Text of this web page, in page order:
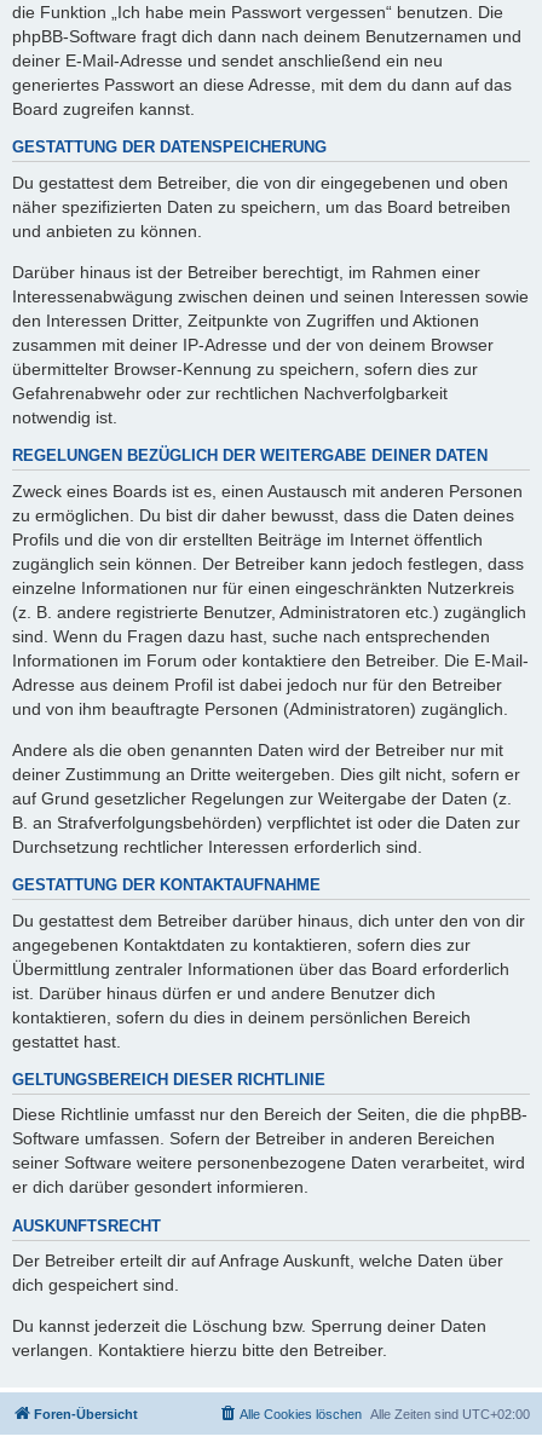
die Funktion „Ich habe mein Passwort vergessen“ benutzen. Die
phpBB-Software fragt dich dann nach deinem Benutzernamen und
deiner E-Mail-Adresse und sendet anschließend ein neu
generiertes Passwort an diese Adresse, mit dem du dann auf das
Board zugreifen kannst.
GESTATTUNG DER DATENSPEICHERUNG
Du gestattest dem Betreiber, die von dir eingegebenen und oben
näher spezifizierten Daten zu speichern, um das Board betreiben
und anbieten zu können.
Darüber hinaus ist der Betreiber berechtigt, im Rahmen einer
Interessenabwägung zwischen deinen und seinen Interessen sowie
den Interessen Dritter, Zeitpunkte von Zugriffen und Aktionen
zusammen mit deiner IP-Adresse und der von deinem Browser
übermittelter Browser-Kennung zu speichern, sofern dies zur
Gefahrenabwehr oder zur rechtlichen Nachverfolgbarkeit
notwendig ist.
REGELUNGEN BEZÜGLICH DER WEITERGABE DEINER DATEN
Zweck eines Boards ist es, einen Austausch mit anderen Personen
zu ermöglichen. Du bist dir daher bewusst, dass die Daten deines
Profils und die von dir erstellten Beiträge im Internet öffentlich
zugänglich sein können. Der Betreiber kann jedoch festlegen, dass
einzelne Informationen nur für einen eingeschränkten Nutzerkreis
(z. B. andere registrierte Benutzer, Administratoren etc.) zugänglich
sind. Wenn du Fragen dazu hast, suche nach entsprechenden
Informationen im Forum oder kontaktiere den Betreiber. Die E-Mail-
Adresse aus deinem Profil ist dabei jedoch nur für den Betreiber
und von ihm beauftragte Personen (Administratoren) zugänglich.
Andere als die oben genannten Daten wird der Betreiber nur mit
deiner Zustimmung an Dritte weitergeben. Dies gilt nicht, sofern er
auf Grund gesetzlicher Regelungen zur Weitergabe der Daten (z.
B. an Strafverfolgungsbehörden) verpflichtet ist oder die Daten zur
Durchsetzung rechtlicher Interessen erforderlich sind.
GESTATTUNG DER KONTAKTAUFNAHME
Du gestattest dem Betreiber darüber hinaus, dich unter den von dir
angegebenen Kontaktdaten zu kontaktieren, sofern dies zur
Übermittlung zentraler Informationen über das Board erforderlich
ist. Darüber hinaus dürfen er und andere Benutzer dich
kontaktieren, sofern du dies in deinem persönlichen Bereich
gestattet hast.
GELTUNGSBEREICH DIESER RICHTLINIE
Diese Richtlinie umfasst nur den Bereich der Seiten, die die phpBB-
Software umfassen. Sofern der Betreiber in anderen Bereichen
seiner Software weitere personenbezogene Daten verarbeitet, wird
er dich darüber gesondert informieren.
AUSKUNFTSRECHT
Der Betreiber erteilt dir auf Anfrage Auskunft, welche Daten über
dich gespeichert sind.
Du kannst jederzeit die Löschung bzw. Sperrung deiner Daten
verlangen. Kontaktiere hierzu bitte den Betreiber.
Foren-Übersicht Alle Zeiten sind UTC+02:00
Alle Cookies löschen